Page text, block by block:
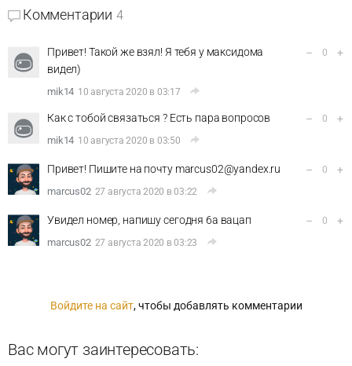
Комментарии 4
Привет! Такой же взял! Я тебя у максидома
видел)
mik14 10 августа 2020 в 03:17
– 0 +
Как с тобой связаться ? Есть пара вопросов
mik14 10 августа 2020 в 03:50
– 0 +
Привет! Пишите на почту marcus02@yandex.ru
marcus02 27 августа 2020 в 03:22
– 0 +
Увидел номер, напишу сегодня 6а вацап
marcus02 27 августа 2020 в 03:23
– 0 +
Войдите на сайт, чтобы добавлять комментарии
Вас могут заинтересовать: